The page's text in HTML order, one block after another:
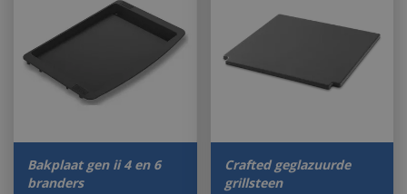
Bakplaat gen ii 4 en 6
branders
Crafted geglazuurde
grillsteen